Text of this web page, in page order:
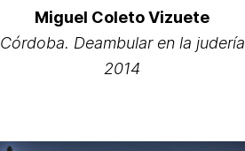
Miguel Coleto Vizuete
Córdoba. Deambular en la judería
2014